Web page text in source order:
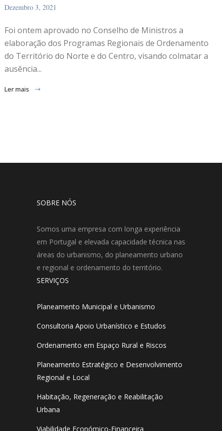
Dezembro 3, 2021
Foi ontem aprovado no Conselho de Ministros a
elaboração dos Programas Regionais de Ordenamento
do Território do Norte e do Centro, visando colmatar a
ausência...
Ler mais
SOBRE NÓS
Somos uma empresa com longa experiência
em Portugal e elevada capacidade técnica nas
áreas do urbanismo, do planeamento urbano
e regional e ordenamento do território.
SERVIÇOS
Planeamento Municipal e Urbanismo
Consultoria Apoio Urbanístico e Estudos
Ordenamento em Espaço Rural e Riscos
Planeamento Estratégico e Desenvolvimento
Regional e Local
Habitação, Regeneração e Reabilitação
Urbana
Viabilidade Económico-Financeira